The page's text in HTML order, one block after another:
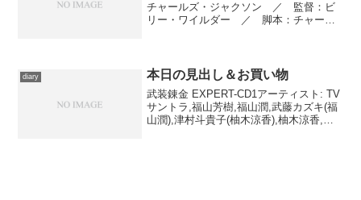
チャールズ・ジャクソン ／ 監督：ビ
リー・ワイルダー ／ 脚本：チャール
殊効果：...
diary 本日の見出し＆お買い物
武装錬金 EXPERT-CD1アーティスト: TV
サントラ,福山芳樹,福山潤,武藤カズキ(福
山潤),津村斗貴子(柚木涼香),柚木涼香,真